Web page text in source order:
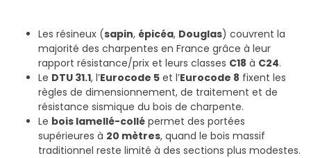
Les résineux (sapin, épicéa, Douglas) couvrent la
majorité des charpentes en France grâce à leur
rapport résistance/prix et leurs classes C18 à C24.
Le DTU 31.1, l’Eurocode 5 et l’Eurocode 8 fixent les
règles de dimensionnement, de traitement et de
résistance sismique du bois de charpente.
Le bois lamellé-collé permet des portées
supérieures à 20 mètres, quand le bois massif
traditionnel reste limité à des sections plus modestes.